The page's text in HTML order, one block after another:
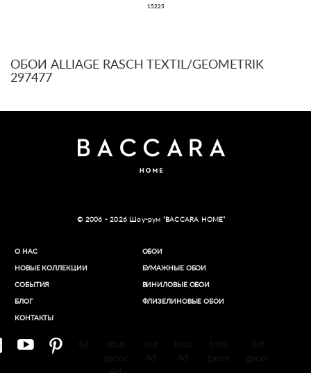
15225
ОБОИ ALLIAGE RASCH TEXTIL/GEOMETRIK
297477
© 2006 - 2026 Шоу-рум “BACCARA HOME”
О НАС
НОВЫЕ КОЛЛЕКЦИИ
СОБЫТИЯ
БЛОГ
КОНТАКТЫ
ОБОИ
БУМАЖНЫЕ ОБОИ
ВИНИЛОВЫЕ ОБОИ​
ФЛИЗЕЛИНОВЫЕ ОБОИ